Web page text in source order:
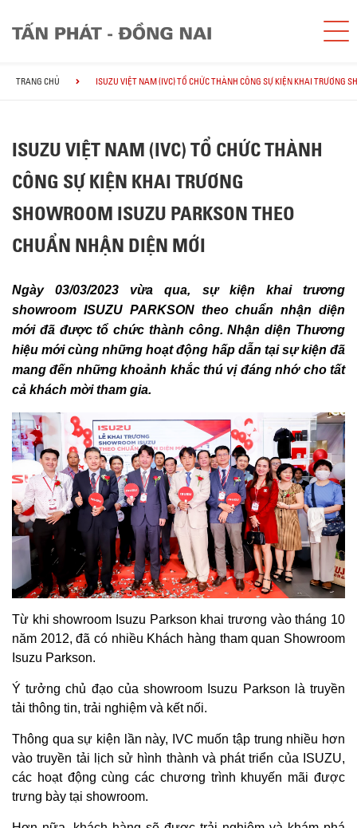
TRANG CHỦ ISUZU VIỆT NAM (IVC) TỔ CHỨC THÀNH CÔNG SỰ KIỆN KHAI TRƯƠNG
ISUZU VIỆT NAM (IVC) TỔ CHỨC THÀNH
CÔNG SỰ KIỆN KHAI TRƯƠNG
SHOWROOM ISUZU PARKSON THEO
CHUẨN NHẬN DIỆN MỚI
Ngày 03/03/2023 vừa qua, sự kiện khai trương
showroom ISUZU PARKSON theo chuẩn nhận diện
mới đã được tổ chức thành công. Nhận diện Thương
hiệu mới cùng những hoạt động hấp dẫn tại sự kiện đã
mang đến những khoảnh khắc thú vị đáng nhớ cho tất
cả khách mời tham gia.
Từ khi showroom Isuzu Parkson khai trương vào tháng 10
năm 2012, đã có nhiều Khách hàng tham quan Showroom
Isuzu Parkson.
Ý tưởng chủ đạo của showroom Isuzu Parkson là truyền
tải thông tin, trải nghiệm và kết nối.
Thông qua sự kiện lần này, IVC muốn tập trung nhiều hơn
vào truyền tải lịch sử hình thành và phát triển của ISUZU,
các hoạt động cùng các chương trình khuyến mãi được
trưng bày tại showroom.